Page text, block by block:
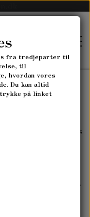
og flerårige
til maj. Vores
betyder en stor
tidlig vinter for
grøntsager!
fra tredjeparter til
til
hvordan vores
Du kan altid
på linket